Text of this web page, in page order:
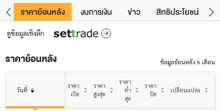
ราคาย้อนหลัง งบการเงิน ข่าว สิทธิประโยชน์
ดูข้อมูลเชิงลึก
ราคาย้อนหลัง ข้อมูลย้อนหลัง 6 เดือน
วันที่
ราคา
เปิด
ราคา
สูงสุด
ราคา
ต่ำ
สุด
ราคา
ปิด
เปลี่ยนแปลง